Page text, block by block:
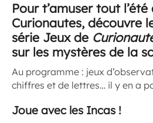
Pour t’amuser tout l’été
Curionautes, découvre
série Jeux de
sur les mystères de la
Au programme : jeux
chiffres et de lettres… il y en a
Joue avec les Incas !